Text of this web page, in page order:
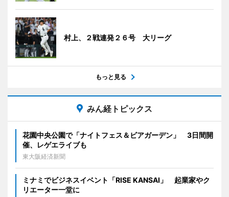
村上、２戦連発２６号 大リーグ
もっと見る
みん経トピックス
花園中央公園で「ナイトフェス＆ビアガーデン」 3日間開
催、レゲエライブも
東大阪経済新聞
ミナミでビジネスイベント「RISE KANSAI」 起業家やク
リエーター一堂に